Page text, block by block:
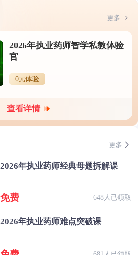
更多
2026年执业药师智学私教体验
官
0元体验
查看详情
更多
2026年执业药师经典母题拆解课
免费 648人已领取
2026年执业药师难点突破课
681人已领取